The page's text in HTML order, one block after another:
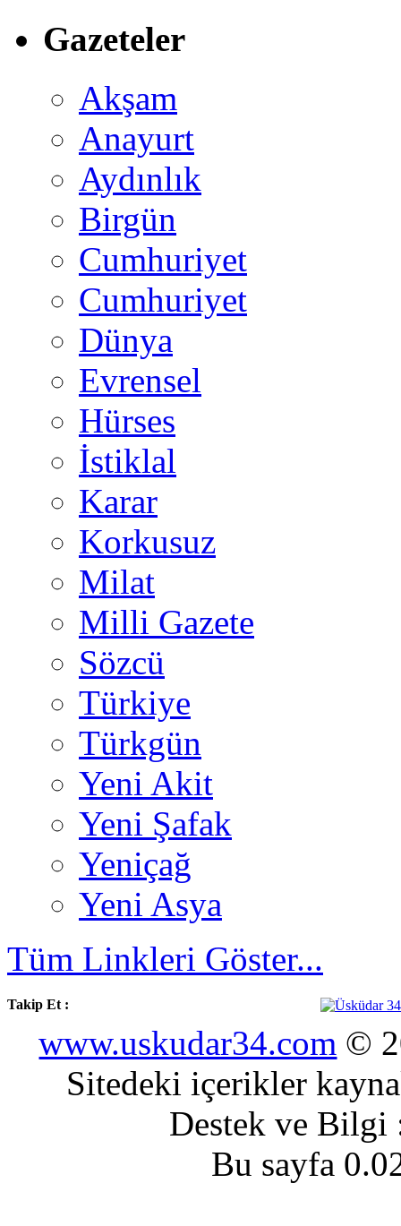
Gazeteler
Akşam
Anayurt
Aydınlık
Birgün
Cumhuriyet
Cumhuriyet
Dünya
Evrensel
Hürses
İstiklal
Karar
Korkusuz
Milat
Milli Gazete
Sözcü
Türkiye
Türkgün
Yeni Akit
Yeni Şafak
Yeniçağ
Yeni Asya
Tüm Linkleri Göster...
Takip Et :
www.uskudar34.com ©
Sitedeki içerikler
Destek ve
Bu sayfa